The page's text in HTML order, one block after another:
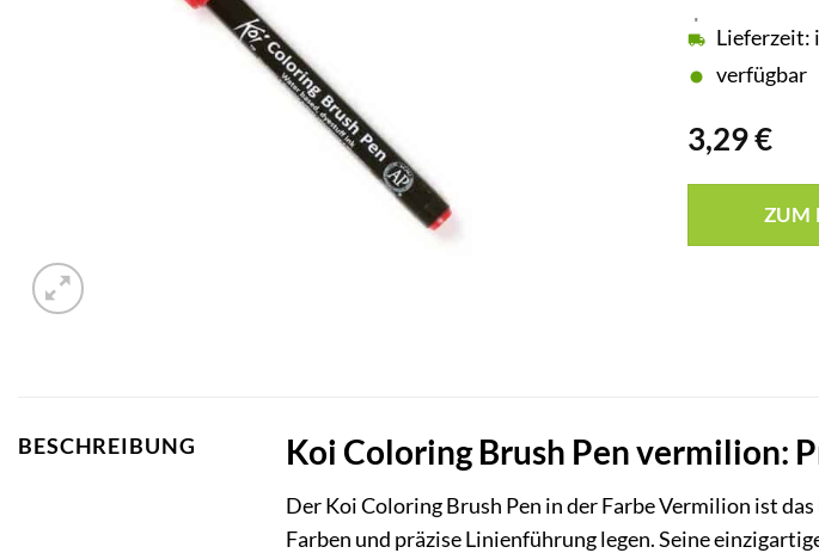
3,29€
Lieferzeit:
verfügbar
ZUM
BESCHREIBUNG Koi Coloring Brush Pen vermilion:
Der Koi Coloring Brush Pen in der Farbe Vermilion ist das
Farben und präzise Linienführung legen. Seine